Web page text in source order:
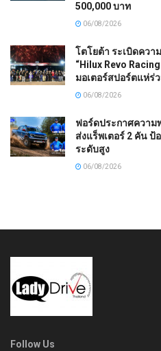
500,000 บาท
06/08/2026
โตโยต้า ระเบิดคว
“Hilux Revo
มอเตอร์สปอร์ตแห่ร่
06/08/2026
ฟอร์ดประกาศความ
ส่งแร็พเตอร์ 2 คัน
ระดับสูง
06/08/2026
Follow Us